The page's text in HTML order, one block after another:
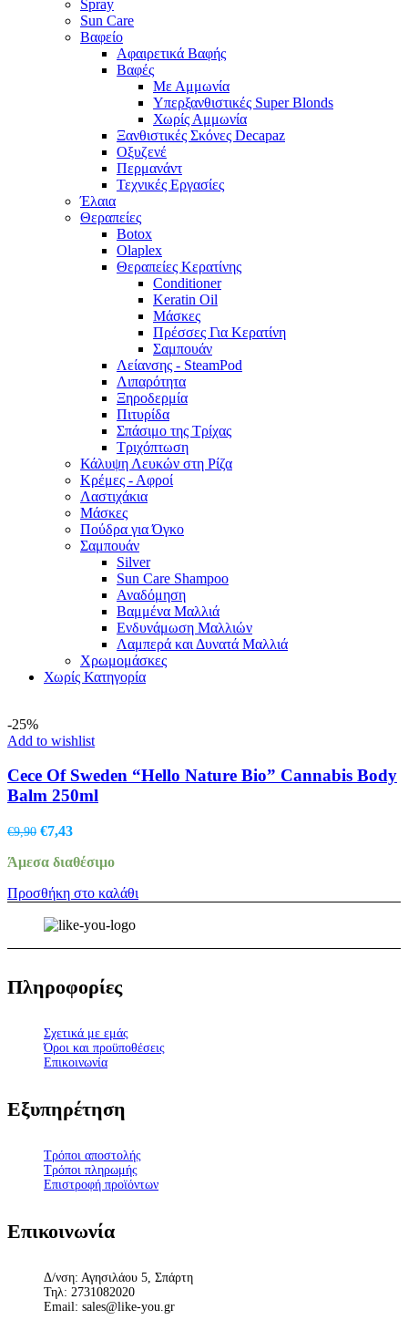
Spray
Sun Care
Βαφείο
Αφαιρετικά Βαφής
Βαφές
Με Αμμωνία
Υπερξανθιστικές Super Blonds
Χωρίς Αμμωνία
Ξανθιστικές Σκόνες Decapaz
Οξυζενέ
Περμανάντ
Τεχνικές Εργασίες
Έλαια
Θεραπείες
Botox
Olaplex
Θεραπείες Κερατίνης
Conditioner
Keratin Oil
Μάσκες
Πρέσσες Για Κερατίνη
Σαμπουάν
Λείανσης - SteamPod
Λιπαρότητα
Ξηροδερμία
Πιτυρίδα
Σπάσιμο της Τρίχας
Τριχόπτωση
Κάλυψη Λευκών στη Ρίζα
Κρέμες - Αφροί
Λαστιχάκια
Μάσκες
Πούδρα για Όγκο
Σαμπουάν
Silver
Sun Care Shampoo
Αναδόμηση
Βαμμένα Μαλλιά
Ενδυνάμωση Μαλλιών
Λαμπερά και Δυνατά Μαλλιά
Χρωμομάσκες
Χωρίς Κατηγορία
-25%
Add to wishlist
Cece Of Sweden “Hello Nature Bio” Cannabis Body
Balm 250ml
€9,90 Original
was:
€7,43Η
τιμή
€7,43.
Άμεσα διαθέσιμο
Προσθήκη στο καλάθι
Πληροφορίες
Σχετικά με εμάς
Όροι και προϋποθέσεις
Επικοινωνία
Εξυπηρέτηση
Τρόποι αποστολής
Τρόποι πληρωμής
Επιστροφή προϊόντων
Επικοινωνία
Δ/νση: Αγησιλάου 5, Σπάρτη
Τηλ: 2731082020
Email: sales@like-you.gr